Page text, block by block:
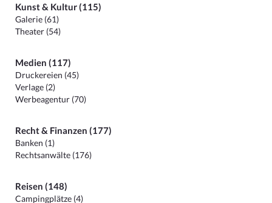
Kunst & Kultur (115)
Galerie (61)
Theater (54)
Medien (117)
Druckereien (45)
Verlage (2)
Werbeagentur (70)
Recht & Finanzen (177)
Banken (1)
Rechtsanwälte (176)
Reisen (148)
Campingplätze (4)